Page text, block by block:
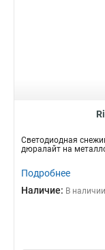
Светодиодная
дюралайт на
Подробнее
Наличие: В наличии